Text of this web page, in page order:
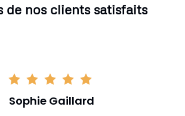
de nos clients satisfaits
Sophie Gaillard